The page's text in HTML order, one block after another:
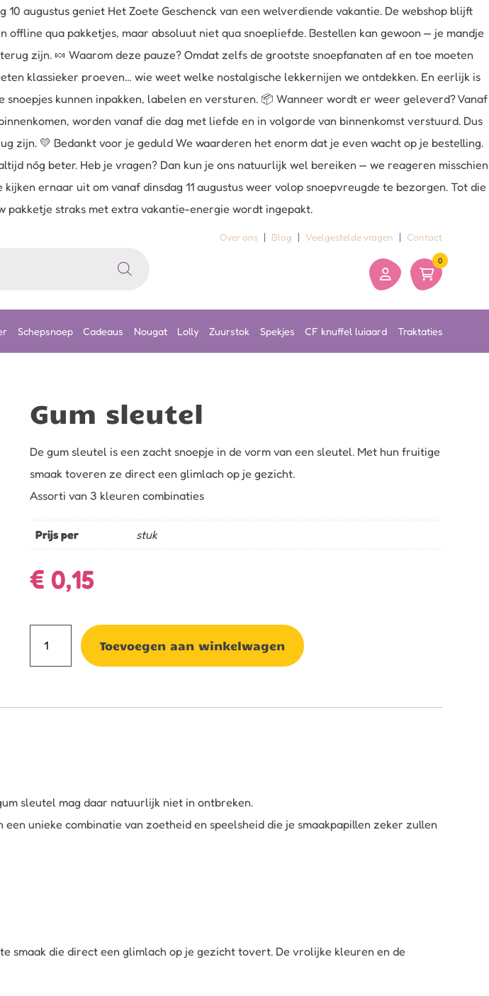
augustus geniet Het Zoete Geschenck van een welverdiende vakantie. De webshop blijft
qua pakketjes, maar absoluut niet qua snoepliefde. Bestellen kan gewoon — je mandje
zijn. 🍬 Waarom deze pauze? Omdat zelfs de grootste snoepfanaten af en toe moeten
klassieker proeven… wie weet welke nostalgische lekkernijen we ontdekken. En eerlijk is
kunnen inpakken, labelen en versturen. 📦 Wanneer wordt er weer geleverd? Vanaf
worden vanaf die dag met liefde en in volgorde van binnenkomst verstuurd. Dus
zijn. 💛 Bedankt voor je geduld We waarderen het enorm dat je even wacht op je bestelling.
nóg beter. Heb je vragen? Dan kun je ons natuurlijk wel bereiken — we reageren misschien
ernaar uit om vanaf dinsdag 11 augustus weer volop snoepvreugde te bezorgen. Tot die
straks met extra vakantie-energie wordt ingepakt.
Over ons Blog Veelgestelde vragen Contact
0
Schepsnoep Cadeaus Nougat Lolly Zuurstok Spekjes CF knuffel luiaard Traktaties
€ 0,15
De gum sleutel is een zacht snoepje in de vorm van een sleutel. Met hun fruitige
smaak toveren ze direct een glimlach op je gezicht.
Assorti van 3 kleuren combinaties
Toevoegen aan winkelwagen
Prijs per stuk
Gum sleutel
sleutel mag daar natuurlijk niet in ontbreken.
unieke combinatie van zoetheid en speelsheid die je smaakpapillen zeker zullen
smaak die direct een glimlach op je gezicht tovert. De vrolijke kleuren en de